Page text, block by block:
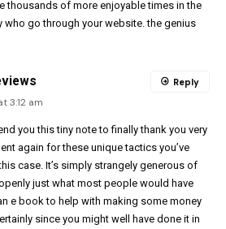
thousands of more enjoyable times in the
who go through your website.the genius
3:12 am
you this tiny note to finally thank you very
again for these unique tactics you’ve
case. It’s simply strangely generous of
just what most people would have
e book to help with making some money
since you might well have done it in
Reply